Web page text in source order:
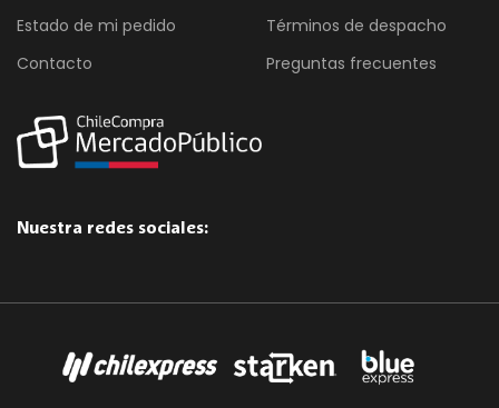
Estado de mi pedido
Contacto
Términos de despacho
Preguntas frecuentes
Nuestra redes sociales: